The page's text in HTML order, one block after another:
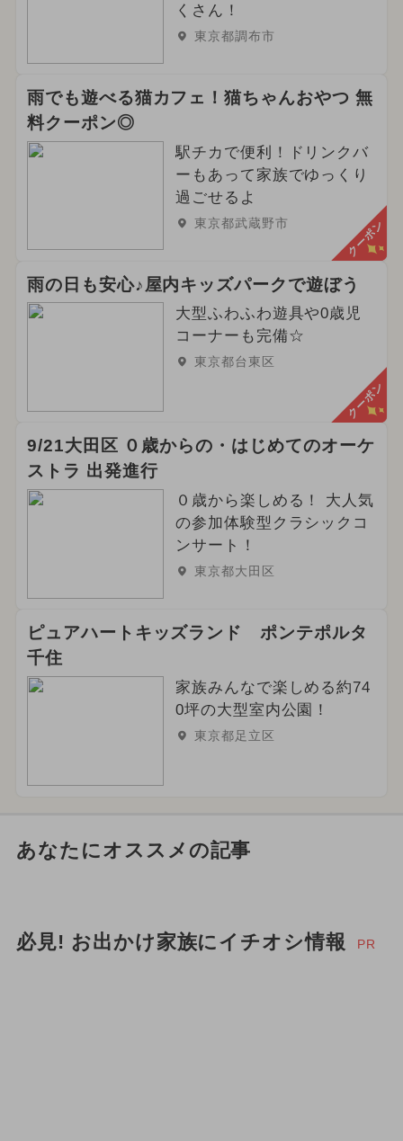
くさん！
東京都調布市
雨でも遊べる猫カフェ！猫ちゃんおやつ 無
料クーポン◎
駅チカで便利！ドリンクバ
ーもあって家族でゆっくり
過ごせるよ
東京都武蔵野市 クーポン
雨の日も安心♪屋内キッズパークで遊ぼう
大型ふわふわ遊具や0歳児
コーナーも完備☆
東京都台東区
クーポン
9/21大田区 ０歳からの・はじめてのオーケ
ストラ 出発進行
０歳から楽しめる！ 大人気
の参加体験型クラシックコ
ンサート！
東京都大田区
ピュアハートキッズランド ポンテポルタ
千住
家族みんなで楽しめる約74
0坪の大型室内公園！
東京都足立区
あなたにオススメの記事
必見! お出かけ家族にイチオシ情報 PR